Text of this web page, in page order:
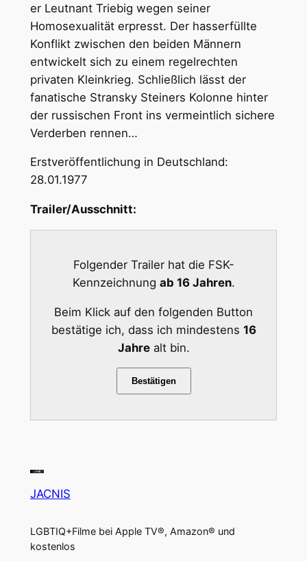
er Leutnant Triebig wegen seiner
Homosexualität erpresst. Der hasserfüllte
Konflikt zwischen den beiden Männern
entwickelt sich zu einem regelrechten
privaten Kleinkrieg. Schließlich lässt der
fanatische Stransky Steiners Kolonne hinter
der russischen Front ins vermeintlich sichere
Verderben rennen…
Erstveröffentlichung in Deutschland:
28.01.1977
Trailer/Ausschnitt:
Folgender Trailer hat die FSK-
Kennzeichnung ab 16 Jahren.
Beim Klick auf den folgenden Button
bestätige ich, dass ich mindestens 16
Jahrealt bin.
Bestätigen
JACNIS
LGBTIQ+Filme bei Apple TV®, Amazon® und
kostenlos